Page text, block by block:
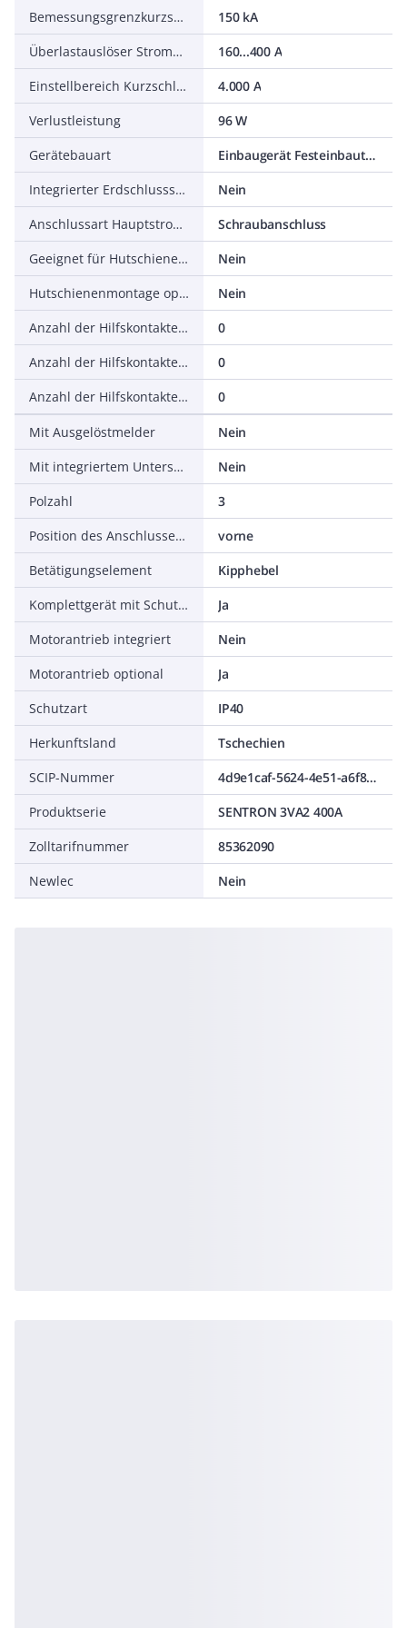
Bemessungsgrenzkurzschlussausschaltstrom Icu bei 400 V, 50 Hz
150 kA
Überlastauslöser Stromeinstellung
160...400 A
Einstellbereich Kurzschlussauslöser
4.000 A
Verlustleistung
96 W
Gerätebauart
Einbaugerät Festeinbautechnik
Integrierter Erdschlussschutz
Nein
Anschlussart Hauptstromkreis
Schraubanschluss
Geeignet für Hutschienenmontage
Nein
Hutschienenmontage optional
Nein
Anzahl der Hilfskontakte als Öffner
0
Anzahl der Hilfskontakte als Schließer
0
Anzahl der Hilfskontakte als Wechsler
0
Mit Ausgelöstmelder
Nein
Mit integriertem Unterspannungsauslöser
Nein
Polzahl
3
Position des Anschlusses für Hauptstromkreis
vorne
Betätigungselement
Kipphebel
Komplettgerät mit Schutzeinheit
Ja
Motorantrieb integriert
Nein
Motorantrieb optional
Ja
Schutzart
IP40
Herkunftsland
Tschechien
SCIP-Nummer
4d9e1caf-5624-4e51-a6f8-317406d22854
Produktserie
SENTRON 3VA2 400A
Zolltarifnummer
85362090
Newlec
Nein